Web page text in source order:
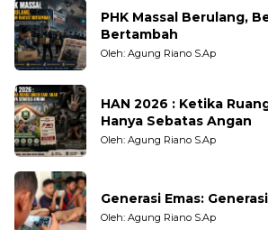
PHK Massal Berulang,
Bertambah
Oleh: Agung Riano S.Ap
HAN 2026 : Ketika
Hanya Sebatas Angan
Oleh: Agung Riano S.Ap
Generasi Emas:
Oleh: Agung Riano S.Ap